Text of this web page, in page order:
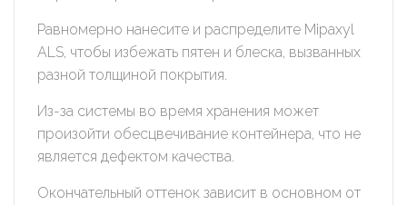
Равномерно нанесите и распределите Mipaxyl
ALS, чтобы избежать пятен и блеска, вызванных
разной толщиной покрытия.
Из-за системы во время хранения может
произойти обесцвечивание контейнера, что не
является дефектом качества.
Окончательный оттенок зависит в основном от
исходя из предпочтений пользователей.
14. Помимо настроек файлов cookie на сайте субъекты
персональных данных могут принять или отклонить сбор
всех или некоторых файлов cookie в настройках своего
При этом, некоторые браузеры позволяют посещать
хранимый на компьютере объем информации и